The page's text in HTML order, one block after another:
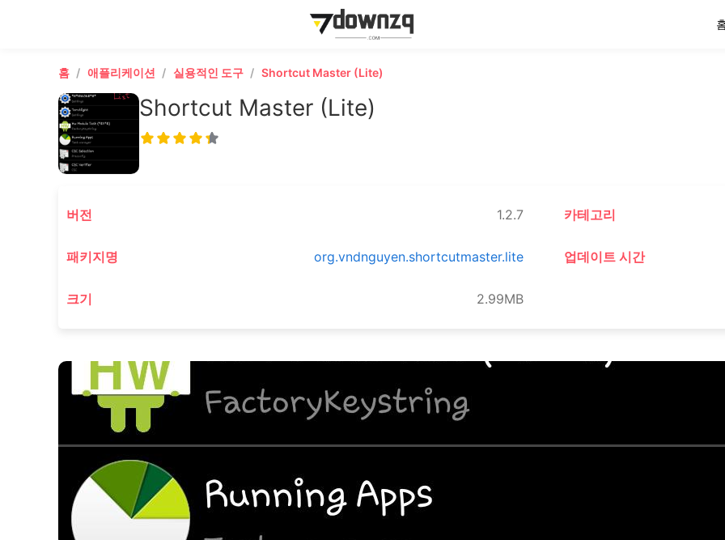
홈 애플리케이션 실용적인 도구 Shortcut Master (Lite)
Shortcut Master (Lite)
버전 1.2.7 카테고리
패키지명 org.vndnguyen.shortcutmaster.lite 업데이트 시간
크기 2.99MB